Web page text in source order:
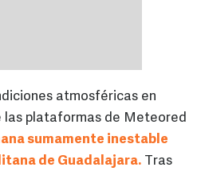
atmosféricas en
las plataformas de Meteored
sumamente inestable
de Guadalajara. Tras